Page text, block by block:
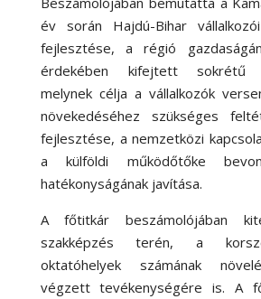
év során Hajdú-Bihar
fejlesztése, a régió
érdekében kifejtett sokrétű
melynek célja a vállalkozók
növekedéséhez szükséges
fejlesztése, a nemzetközi
a külföldi működőtőke
hatékonyságának javítása.
A főtitkár beszámolójában
szakképzés terén, a
oktatóhelyek számának
végzett tevékenységére is. A